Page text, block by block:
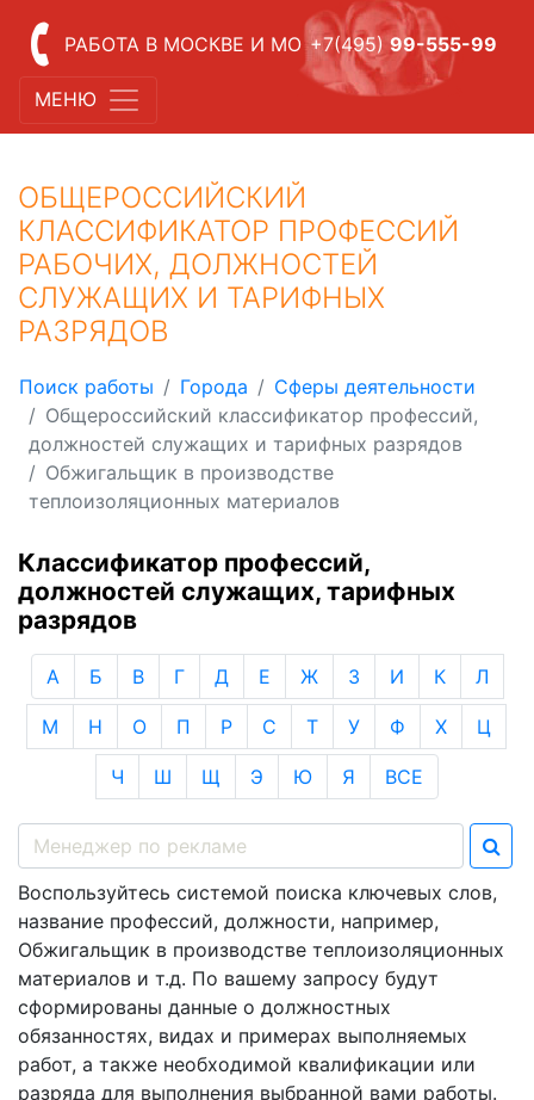
РАБОТА В МОСКВЕ И МО +7(495) 99-555-99
МЕНЮ
ОБЩЕРОССИЙСКИЙ
КЛАССИФИКАТОР ПРОФЕССИЙ
РАБОЧИХ, ДОЛЖНОСТЕЙ
СЛУЖАЩИХ И ТАРИФНЫХ
РАЗРЯДОВ
Поиск работы Города
Сферы деятельности
Общероссийский классификатор профессий,
должностей служащих и тарифных разрядов
Обжигальщик в производстве
теплоизоляционных материалов
Классификатор профессий,
должностей служащих, тарифных
разрядов
А Б В Г Д Е Ж З И К Л
М Н О П Р С Т У Ф Х Ц
Ч Ш Щ Э Ю Я ВСЕ
Воспользуйтесь системой поиска ключевых слов,
название профессий, должности, например,
Обжигальщик в производстве теплоизоляционных
материалов и т.д. По вашему запросу будут
сформированы данные о должностных
обязанностях, видах и примерах выполняемых
работ, а также необходимой квалификации или
разряда для выполнения выбранной вами работы.